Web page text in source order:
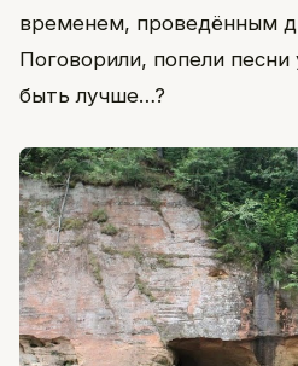
временем, проведённым
Поговорили, попели
быть лучше…?